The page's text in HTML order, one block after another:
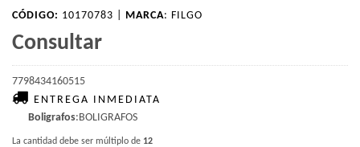
CÓDIGO: 10170783 | MARCA: FILGO
Consultar
7798434160515
ENTREGA INMEDIATA
Boligrafos:BOLIGRAFOS
La cantidad debe ser múltiplo de 12